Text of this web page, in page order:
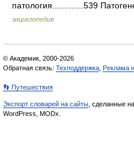
патология.............539
энциклопедия
© Академик, 2000-2026
Обратная связь: Техподдержка Реклама
👣 Путешествия
Экспорт словарей на сайты , сделанные
WordPress, MODx.